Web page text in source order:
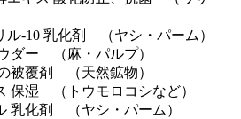
ル-10 乳化剤 （ヤシ・パーム）
ダー （麻・パルプ）
被覆剤 （天然鉱物）
保湿 （トウモロコシなど）
乳化剤 （ヤシ・パーム）